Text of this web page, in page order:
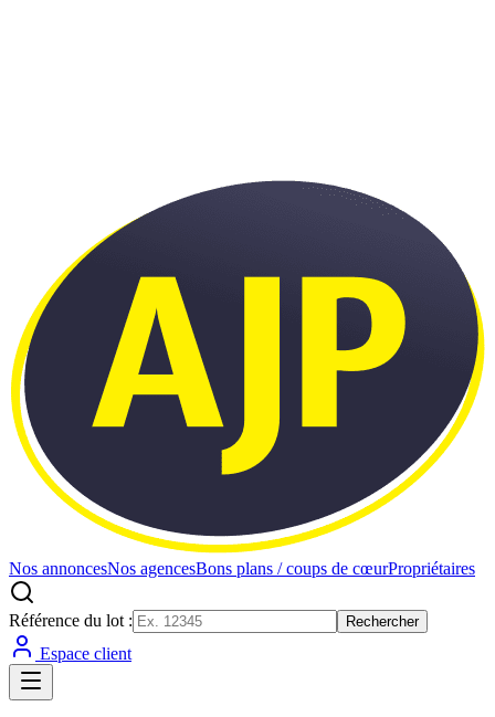
Nos annoncesNos agencesBons plans / coups de cœurPropriétaires
Référence du lot : Rechercher
Espace client